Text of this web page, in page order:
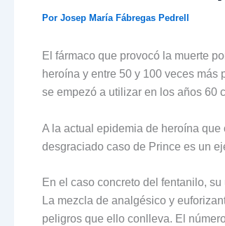
Por Josep María Fábregas Pedrell
El fármaco que provocó la muerte
heroína y entre 50 y 100 veces
se empezó a utilizar en los años 60
A la actual epidemia de heroína
desgraciado caso de Prince es un
En el caso concreto del fentanilo,
La mezcla de analgésico y
peligros que ello conlleva. El